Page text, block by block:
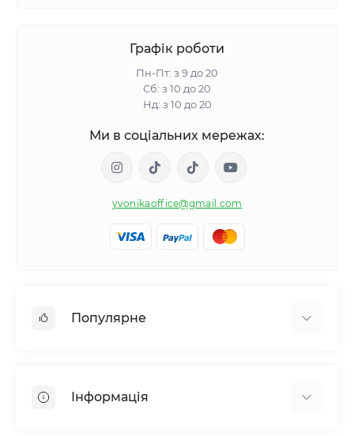
Графік роботи
Пн-Пт: з 9 до 20
Сб: з 10 до 20
Нд: з 10 до 20
Ми в соціальних мережах:
yvonikaoffice@gmail.com
Популярне
Обмін речовин і вага
Інформація